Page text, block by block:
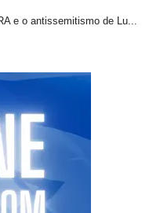
e o antissemitismo de Lu...